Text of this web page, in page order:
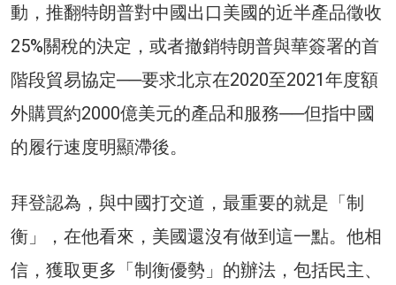
動，推翻特朗普對中國出口美國的近半產品徵收
25%關稅的決定，或者撤銷特朗普與華簽署的首
階段貿易協定──要求北京在2020至2021年度額
外購買約2000億美元的產品和服務──但指中國
的履行速度明顯滯後。
拜登認為，與中國打交道，最重要的就是「制
衡」，在他看來，美國還沒有做到這一點。他相
信，獲取更多「制衡優勢」的辦法，包括民主、